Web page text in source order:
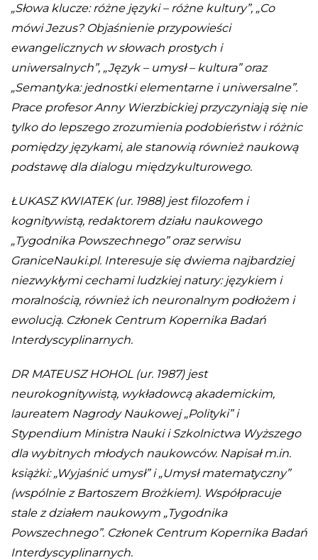
„Słowa klucze: różne języki – różne kultury”, „Co
mówi Jezus? Objaśnienie przypowieści
ewangelicznych w słowach prostych i
uniwersalnych”, „Język – umysł – kultura” oraz
„Semantyka: jednostki elementarne i uniwersalne”.
Prace profesor Anny Wierzbickiej przyczyniają się nie
tylko do lepszego zrozumienia podobieństw i różnic
pomiędzy językami, ale stanowią również naukową
podstawę dla dialogu międzykulturowego.
ŁUKASZ KWIATEK (ur. 1988) jest filozofem i
kognitywistą, redaktorem działu naukowego
„Tygodnika Powszechnego” oraz serwisu
GraniceNauki.pl. Interesuje się dwiema najbardziej
niezwykłymi cechami ludzkiej natury: językiem i
moralnością, również ich neuronalnym podłożem i
ewolucją. Członek Centrum Kopernika Badań
Interdyscyplinarnych.
DR MATEUSZ HOHOL (ur. 1987) jest
neurokognitywistą, wykładowcą akademickim,
laureatem Nagrody Naukowej „Polityki” i
Stypendium Ministra Nauki i Szkolnictwa Wyższego
dla wybitnych młodych naukowców. Napisał m.in.
książki: „Wyjaśnić umysł” i „Umysł matematyczny”
(wspólnie z Bartoszem Brożkiem). Współpracuje
stale z działem naukowym „Tygodnika
Powszechnego”. Członek Centrum Kopernika Badań
Interdyscyplinarnych.